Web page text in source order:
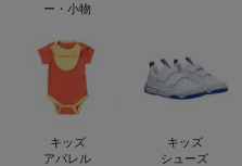
ー・小物
キッズ
アパレル
キッズ
シューズ